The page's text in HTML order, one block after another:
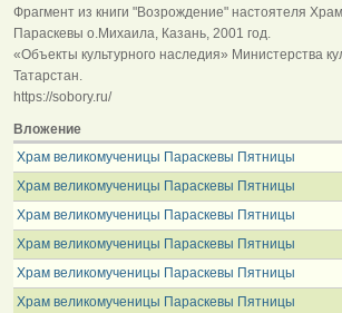
Фрагмент из книги "Возрождение" настоятеля
Параскевы о.Михаила, Казань, 2001 год.
«Объекты культурного наследия» Министерства
Татарстан.
https://sobory.ru/
Вложение
Храм великомученицы Параскевы Пятницы
Храм великомученицы Параскевы Пятницы
Храм великомученицы Параскевы Пятницы
Храм великомученицы Параскевы Пятницы
Храм великомученицы Параскевы Пятницы
Храм великомученицы Параскевы Пятницы